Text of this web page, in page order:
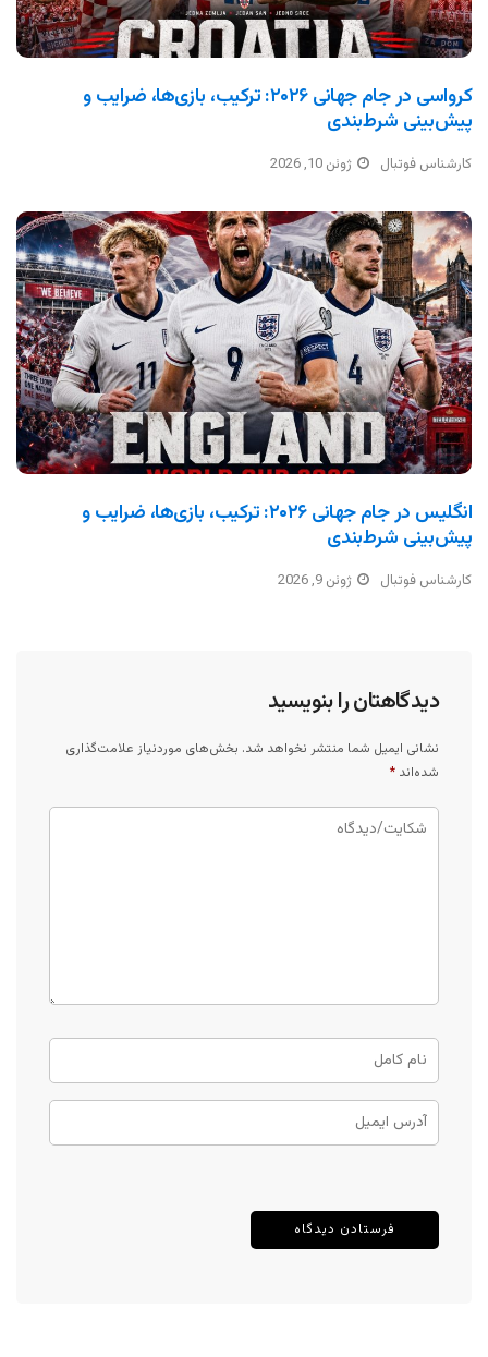
کرواسی در جام جهانی ۲۰۲۶: ترکیب، بازی‌ها، ضرایب و
پیش‌بینی شرط‌بندی
کارشناس فوتبال ژوئن 10, 2026
انگلیس در جام جهانی ۲۰۲۶: ترکیب، بازی‌ها، ضرایب و
پیش‌بینی شرط‌بندی
کارشناس فوتبال ژوئن 9, 2026
دیدگاهتان را بنویسید
نشانی ایمیل شما منتشر نخواهد شد. بخش‌های موردنیاز علامت‌گذاری
شده‌اند *